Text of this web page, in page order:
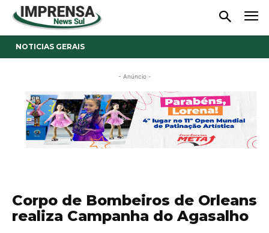
NOTICIAS GERAIS
- Anúncio -
Corpo de Bombeiros de Orleans
realiza Campanha do Agasalho